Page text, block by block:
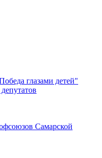
глазами детей"
Самарской